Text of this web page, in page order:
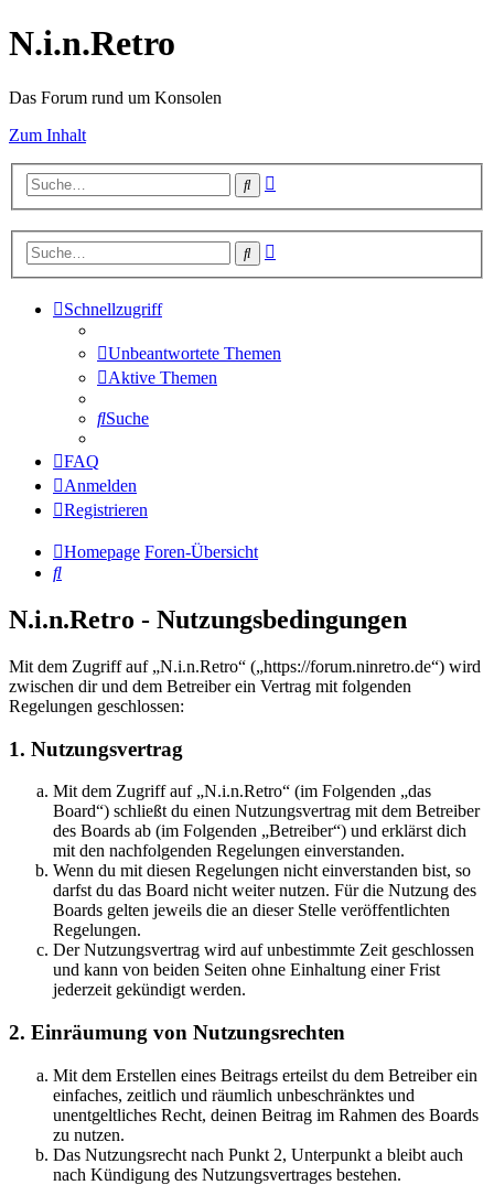
N.i.n.Retro
Das Forum rund um Konsolen
Zum Inhalt
Suche
Suche
Schnellzugriff
Unbeantwortete Themen
Aktive Themen
Suche
FAQ
Anmelden
Registrieren
Homepage Foren-Übersicht
Suche
N.i.n.Retro - Nutzungsbedingungen
Mit dem Zugriff auf „N.i.n.Retro“ („https://forum.ninretro.de“) wird
zwischen dir und dem Betreiber ein Vertrag mit folgenden
Regelungen geschlossen:
1. Nutzungsvertrag
Mit dem Zugriff auf „N.i.n.Retro“ (im Folgenden „das
Board“) schließt du einen Nutzungsvertrag mit dem Betreiber
des Boards ab (im Folgenden „Betreiber“) und erklärst dich
mit den nachfolgenden Regelungen einverstanden.
Wenn du mit diesen Regelungen nicht einverstanden bist, so
darfst du das Board nicht weiter nutzen. Für die Nutzung des
Boards gelten jeweils die an dieser Stelle veröffentlichten
Regelungen.
Der Nutzungsvertrag wird auf unbestimmte Zeit geschlossen
und kann von beiden Seiten ohne Einhaltung einer Frist
jederzeit gekündigt werden.
2. Einräumung von Nutzungsrechten
Mit dem Erstellen eines Beitrags erteilst du dem Betreiber ein
einfaches, zeitlich und räumlich unbeschränktes und
unentgeltliches Recht, deinen Beitrag im Rahmen des Boards
zu nutzen.
Das Nutzungsrecht nach Punkt 2, Unterpunkt a bleibt auch
nach Kündigung des Nutzungsvertrages bestehen.